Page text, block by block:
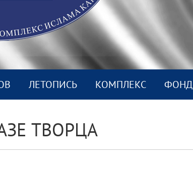
ЛЕТОПИСЬ КОМПЛEКС ФОНД
ТВОРЦА